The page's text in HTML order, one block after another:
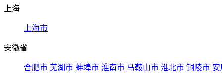
上海
上海市
安徽省
合肥市 芜湖市 蚌埠市 淮南市 马鞍山市 淮北市 铜陵市 安